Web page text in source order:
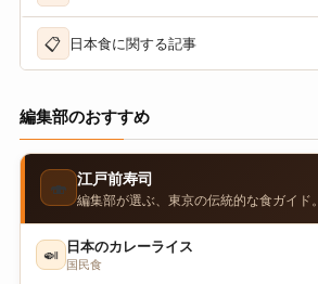
📋 日本食に関する記事
編集部のおすすめ
🍣 江戸前寿司
編集部が選ぶ、東京の伝統的な食ガイド。
🍛 日本のカレーライス
国民食